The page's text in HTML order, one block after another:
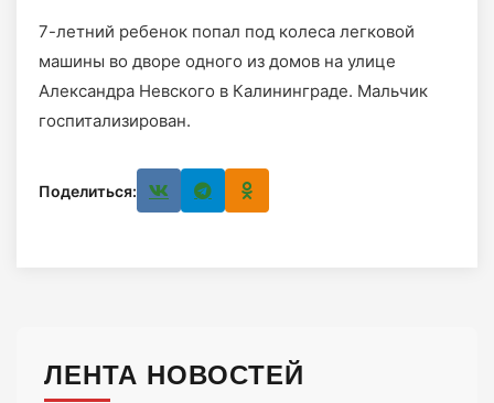
7-летний ребенок попал под колеса легковой
машины во дворе одного из домов на улице
Александра Невского в Калининграде. Мальчик
госпитализирован.
Поделиться:
ЛЕНТА НОВОСТЕЙ